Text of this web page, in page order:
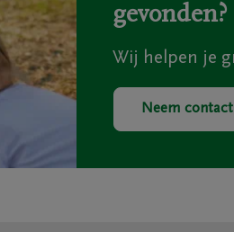
gevonden?
Wij helpen je
Neem